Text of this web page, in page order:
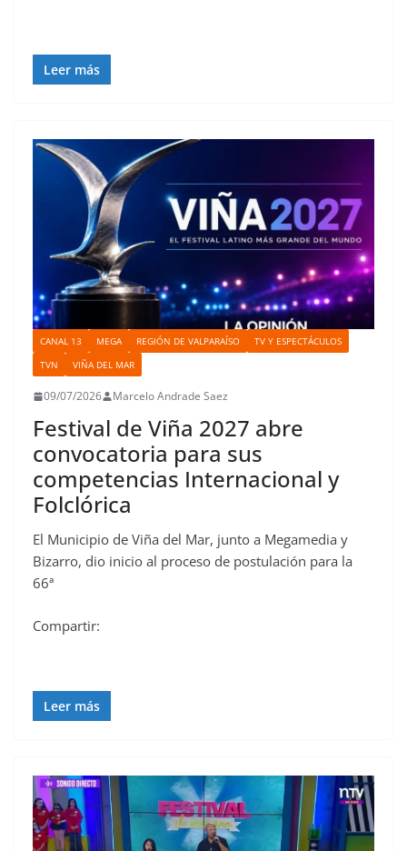
Leer más
CANAL 13 MEGA REGIÓN DE VALPARAÍSO
TV Y ESPECTÁCULOS
TVN
VIÑA DEL MAR
09/07/2026 Marcelo Andrade Saez
Festival de Viña 2027 abre
convocatoria para sus
competencias Internacional y
Folclórica
El Municipio de Viña del Mar, junto a Megamedia y
Bizarro, dio inicio al proceso de postulación para la
66ª
Compartir:
Leer más